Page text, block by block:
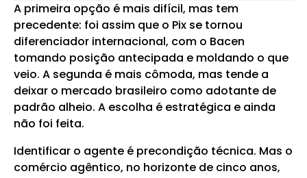
A primeira opção é mais difícil, mas tem
precedente: foi assim que o Pix se tornou
diferenciador internacional, com o Bacen
tomando posição antecipada e moldando o que
veio. A segunda é mais cômoda, mas tende a
deixar o mercado brasileiro como adotante de
padrão alheio. A escolha é estratégica e ainda
não foi feita.
Identificar o agente é precondição técnica. Mas o
comércio agêntico, no horizonte de cinco anos,